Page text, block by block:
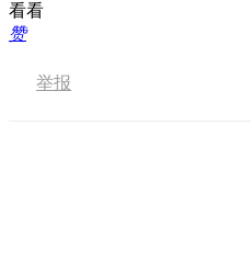
看看
赞
举报